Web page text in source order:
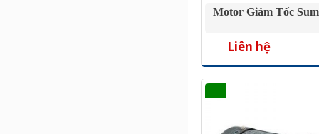
Motor Giảm Tốc
Liên hệ